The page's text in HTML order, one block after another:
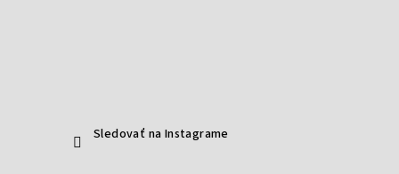
Sledovať na Instagrame